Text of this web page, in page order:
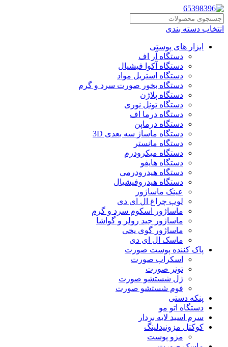
انتخاب دسته بندی
ابزار های پوستی
دستگاه آر اف
دستگاه آکوا فیشیال
دستگاه استریل مواد
دستگاه بخور صورت سرد و گرم
دستگاه پلاژن
دستگاه تونل نوری
دستگاه درما اف
دستگاه درماپن
دستگاه ماساژ سه بعدی 3D
دستگاه مانستر
دستگاه میکرودرم
دستگاه هایفو
دستگاه هیدرودرمی
دستگاه هیدروفیشیال
عینک ماساژور
لوپ چراغ ال ای دی
ماساژور اسکوم سرد و گرم
ماساژور جید رولر و گواشا
ماساژور گوی یخی
ماسک ال ای دی
پاک کننده پوست صورت
اسکراب صورت
تونر صورت
ژل شستشو صورت
فوم شستشو صورت
پنکه دستی
دستگاه اتو مو
سرم اسید لایه بردار
کوکتل مزونیدلینگ
مزو پوست